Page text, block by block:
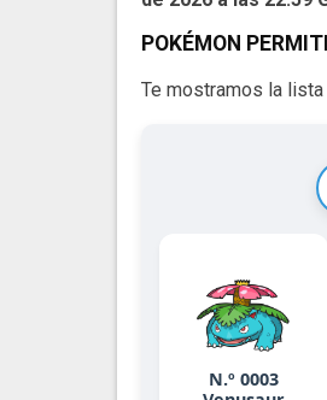
POKÉMON
Te mostramos la